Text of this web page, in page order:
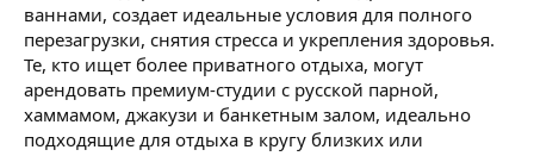
ваннами, создает идеальные условия для полного
перезагрузки, снятия стресса и укрепления здоровья.
Те, кто ищет более приватного отдыха, могут
арендовать премиум-студии с русской парной,
хаммамом, джакузи и банкетным залом, идеально
подходящие для отдыха в кругу близких или